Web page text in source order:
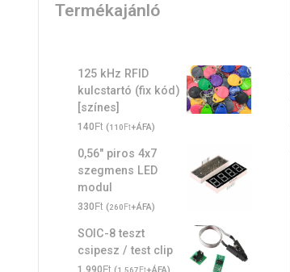
Termékajánló
125 kHz RFID
kulcstartó (fix kód)
[színes]
140Ft (110Ft+ÁFA)
0,56" piros 4x7
szegmens LED
modul
330Ft (260Ft+ÁFA)
SOIC-8 teszt
csipesz / test clip
Ft 1.567